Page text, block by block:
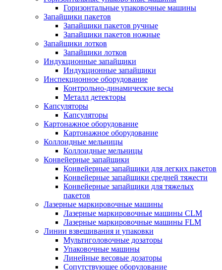
Горизонтальные упаковочные машины
Запайщики пакетов
Запайщики пакетов ручные
Запайщики пакетов ножные
Запайщики лотков
Запайщики лотков
Индукционные запайщики
Индукционные запайщики
Инспекционное оборудование
Контрольно-динамические весы
Металл детекторы
Капсуляторы
Капсуляторы
Картонажное оборудование
Картонажное оборудование
Коллоидные мельницы
Коллоидные мельницы
Конвейерные запайщики
Конвейерные запайщики для легких пакетов
Конвейерные запайщики средней тяжести
Конвейерные запайщики для тяжелых
пакетов
Лазерные маркировочные машины
Лазерные маркировочные машины CLM
Лазерные маркировочные машины FLM
Линии взвешивания и упаковки
Мультиголовочные дозаторы
Упаковочные машины
Линейные весовые дозаторы
Сопутствующее оборудование